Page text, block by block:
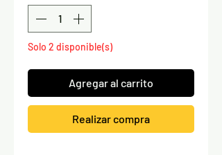
Solo 2 disponible(s)
Agregar al carrito
Realizar compra